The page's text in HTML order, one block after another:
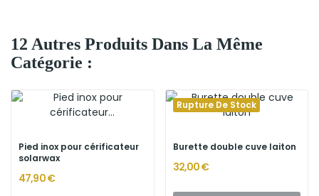
12 Autres Produits Dans La Même
Catégorie :
Pied inox pour cérificateur
solarwax
47,90 €
Rupture De Stock
Burette double cuve laiton
32,00 €